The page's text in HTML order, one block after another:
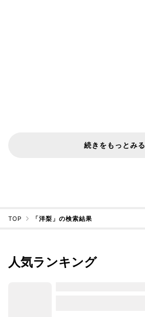
続きをもっとみる
TOP 「洋梨」の検索結果
人気ランキング